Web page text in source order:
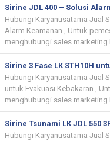
Sirine JDL 400 – Solusi
Hubungi Karyanusatama Jual
Alarm Keamanan , Untuk
menghubungi sales marketing
Sirine 3 Fase LK STH10H
Hubungi Karyanusatama Jual
untuk Evakuasi Kebakaran ,
menghubungi sales marketing
Sirine Tsunami LK JDL 550
Hubungi Karyanusatama Jual